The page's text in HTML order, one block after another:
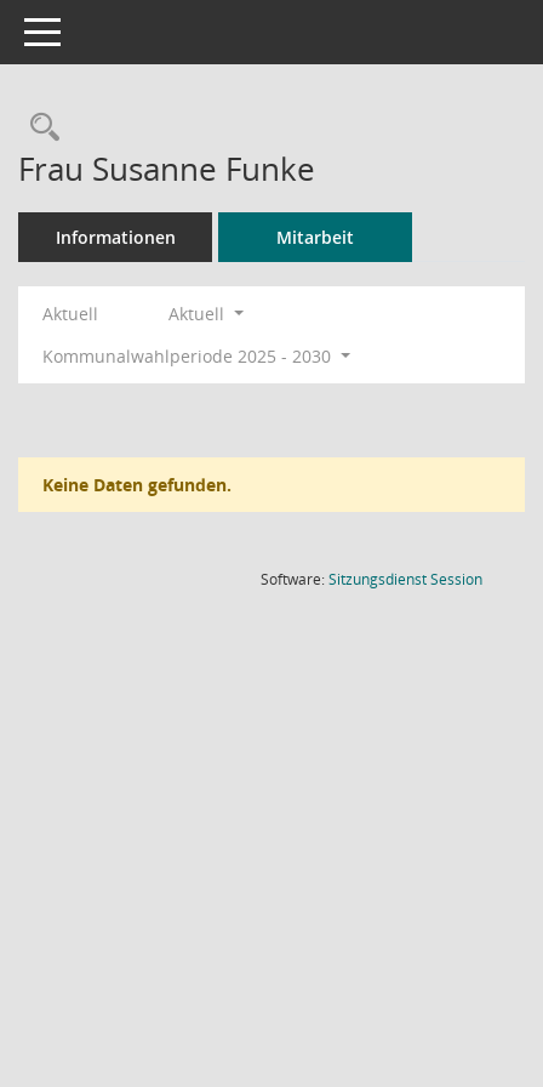
Toggle navigation
Rechercheauswahl
Frau Susanne Funke
Informationen Mitarbeit
Aktuell
Aktuell
Kommunalwahlperiode 2025 - 2030
Keine Daten gefunden.
Software:SitzungsdienstSession(Wird in